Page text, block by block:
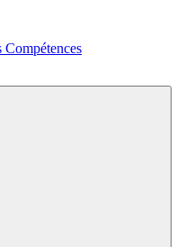
Compétences